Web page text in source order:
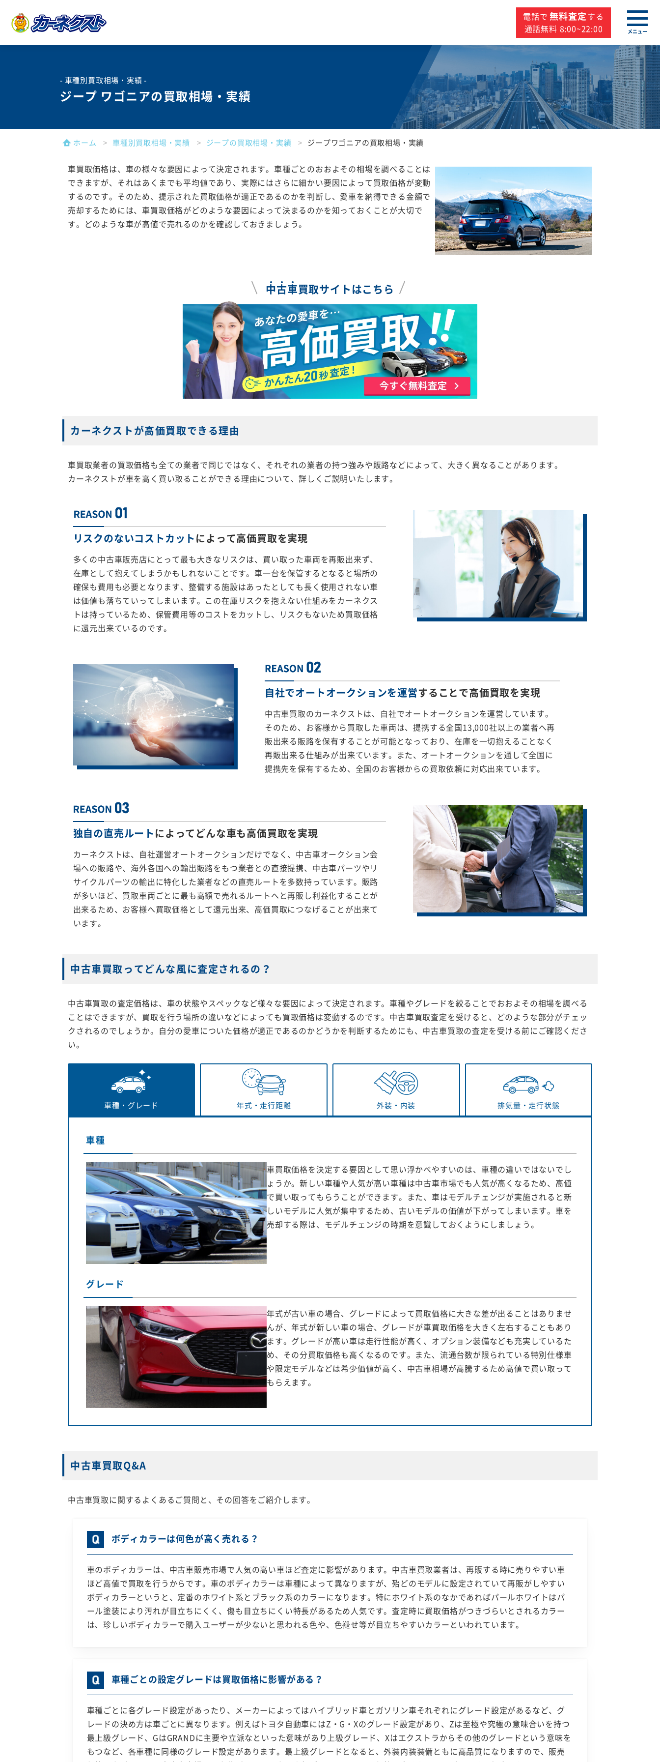
電話で 無料査定する
通話無料 8:00~22:00
メニュー
- 車種別買取相場・実績 -
ジープ ワゴニアの買取相場・実績
ホーム 車種別買取相場・実績 ジープの買取相場・実績 ジープワゴニアの買取相場・実績
車買取価格は、車の様々な要因によって決定されます。車種ごとのおおよその相場を調べることは
できますが、それはあくまでも平均値であり、実際にはさらに細かい要因によって買取価格が変動
するのです。そのため、提示された買取価格が適正であるのかを判断し、愛車を納得できる金額で
売却するためには、車買取価格がどのような要因によって決まるのかを知っておくことが大切で
す。どのような車が高値で売れるのかを確認しておきましょう。
中古車買取サイトはこちら
カーネクストが高価買取できる理由
車買取業者の買取価格も全ての業者で同じではなく、それぞれの業者の持つ強みや販路などによって、大きく異なることがあります。
カーネクストが車を高く買い取ることができる理由について、詳しくご説明いたします。
リスクのないコストカットによって高価買取を実現
多くの中古車販売店にとって最も大きなリスクは、買い取った車両を再販出来ず、
在庫として抱えてしまうかもしれないことです。車一台を保管するとなると場所の
確保も費用も必要となります、整備する施設はあったとしても長く使用されない車
は価値も落ちていってしまいます。この在庫リスクを抱えない仕組みをカーネクス
トは持っているため、保管費用等のコストをカットし、リスクもないため買取価格
に還元出来ているのです。
自社でオートオークションを運営することで高価買取を実現
中古車買取のカーネクストは、自社でオートオークションを運営しています。
そのため、お客様から買取した車両は、提携する全国13,000社以上の業者へ再
販出来る販路を保有することが可能となっており、在庫を一切抱えることなく
再販出来る仕組みが出来ています。また、オートオークションを通して全国に
提携先を保有するため、全国のお客様からの買取依頼に対応出来ています。
独自の直売ルートによってどんな車も高価買取を実現
カーネクストは、自社運営オートオークションだけでなく、中古車オークション会
場への販路や、海外各国への輸出販路をもつ業者との直接提携、中古車パーツやリ
サイクルパーツの輸出に特化した業者などの直売ルートを多数持っています。販路
が多いほど、買取車両ごとに最も高額で売れるルートへと再販し利益化することが
出来るため、お客様へ買取価格として還元出来、高価買取につなげることが出来て
います。
中古車買取ってどんな風に査定されるの？
中古車買取の査定価格は、車の状態やスペックなど様々な要因によって決定されます。車種やグレードを絞ることでおおよその相場を調べる
ことはできますが、買取を行う場所の違いなどによっても買取価格は変動するのです。中古車買取査定を受けると、どのような部分がチェッ
クされるのでしょうか。自分の愛車についた価格が適正であるのかどうかを判断するためにも、中古車買取の査定を受ける前にご確認くださ
い。
車種・ グレード 年式・ 走行距離 外装・ 内装 排気量・ 走行状態
車種
車買取価格を決定する要因として思い浮かべやすいのは、車種の違いではないでし
ょうか。新しい車種や人気が高い車種は中古車市場でも人気が高くなるため、高値
で買い取ってもらうことができます。また、車はモデルチェンジが実施されると新
しいモデルに人気が集中するため、古いモデルの価値が下がってしまいます。車を
売却する際は、モデルチェンジの時期を意識しておくようにしましょう。
グレード
年式が古い車の場合、グレードによって買取価格に大きな差が出ることはありませ
んが、年式が新しい車の場合、グレードが車買取価格を大きく左右することもあり
ます。グレードが高い車は走行性能が高く、オプション装備なども充実しているた
め、その分買取価格も高くなるのです。また、流通台数が限られている特別仕様車
や限定モデルなどは希少価値が高く、中古車相場が高騰するため高値で買い取って
もらえます。
中古車買取Q&A
中古車買取に関するよくあるご質問と、その回答をご紹介します。
ボディカラーは何色が高く売れる？
車のボディカラーは、中古車販売市場で人気の高い車ほど査定に影響があります。中古車買取業者は、再販する時に売りやすい車
ほど高値で買取を行うからです。車のボディカラーは車種によって異なりますが、殆どのモデルに設定されていて再販がしやすい
ボディカラーというと、定番のホワイト系とブラック系のカラーになります。特にホワイト系のなかであればパールホワイトはパ
ール塗装により汚れが目立ちにくく、傷も目立ちにくい特長があるため人気です。査定時に買取価格がつきづらいとされるカラー
は、珍しいボディカラーで購入ユーザーが少ないと思われる色や、色褪せ等が目立ちやすいカラーといわれています。
車種ごとの設定グレードは買取価格に影響がある？
車種ごとに各グレード設定があったり、メーカーによってはハイブリッド車とガソリン車それぞれにグレード設定があるなど、グ
レードの決め方は車ごとに異なります。例えばトヨタ自動車にはZ・G・Xのグレード設定があり、Zは至極や究極の意味合いを持つ
最上級グレード、GはGRANDに主要や立派なといった意味があり上級グレード、Xはエクストラからその他のグレードという意味を
もつなど、各車種に同様のグレード設定があります。最上級グレードとなると、外装内装装備ともに高品質になりますので、販売